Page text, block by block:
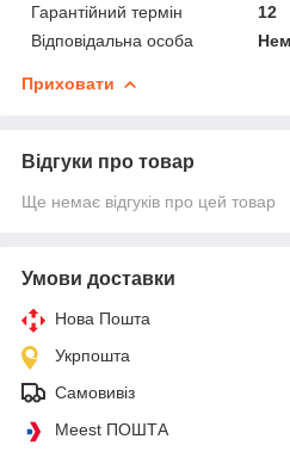
Гарантійний термін
12
Відповідальна особа
Приховати
Відгуки про товар
Ще немає відгуків про цей товар
Умови доставки
Нова Пошта
Укрпошта
Самовивіз
Meest ПОШТА